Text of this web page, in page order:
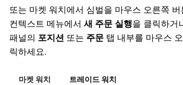
주문 정보
주문 이벤트
손절매 및 이익실현
또는 마켓 워치에서 심벌을 마우스 오른쪽
컨텍스트 메뉴에서 새 주문 실행을 클릭하거
패널의 포지션 또는 주문 탭 내부를 마우스
릭하세요.
마켓 워치 트레이드 워치